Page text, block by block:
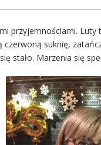
przyjemnościami.
suknię,
stało. Marzenia się